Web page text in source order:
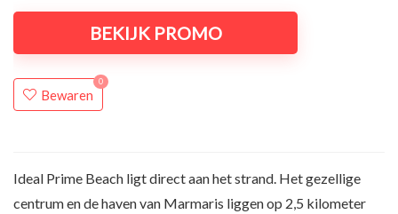
BEKIJK PROMO
Bewaren
0
Ideal Prime Beach ligt direct aan het strand. Het gezellige
centrum en de haven van Marmaris liggen op 2,5 kilometer